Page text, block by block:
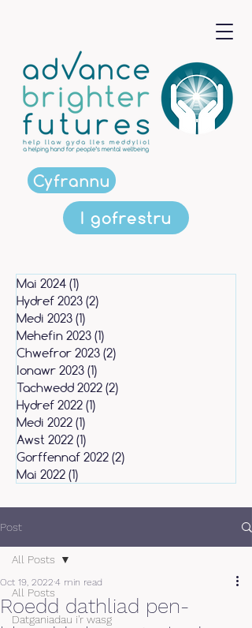
Cyfrannu
I gofrestru
Mai 2024 (1)
Hydref 2023 (2)
Medi 2023 (1)
Mehefin 2023 (1)
Chwefror 2023 (2)
Ionawr 2023 (1)
Tachwedd 2022 (2)
Hydref 2022 (1)
Medi 2022 (1)
Awst 2022 (1)
Gorffennaf 2022 (2)
Mai 2022 (1)
Post
All Posts
Datganiadau i'r wasg
All Posts
Roedd dathliad pen-
Oct 19, 2022 4 min read